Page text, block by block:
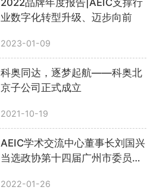
业数字化转型升级、迈步向前
2023-01-09
科奥同达，逐梦起航——科奥北
京子公司正式成立
2021-10-19
AEIC学术交流中心董事长刘国兴
当选政协第十四届广州市委员会
2022-01-26